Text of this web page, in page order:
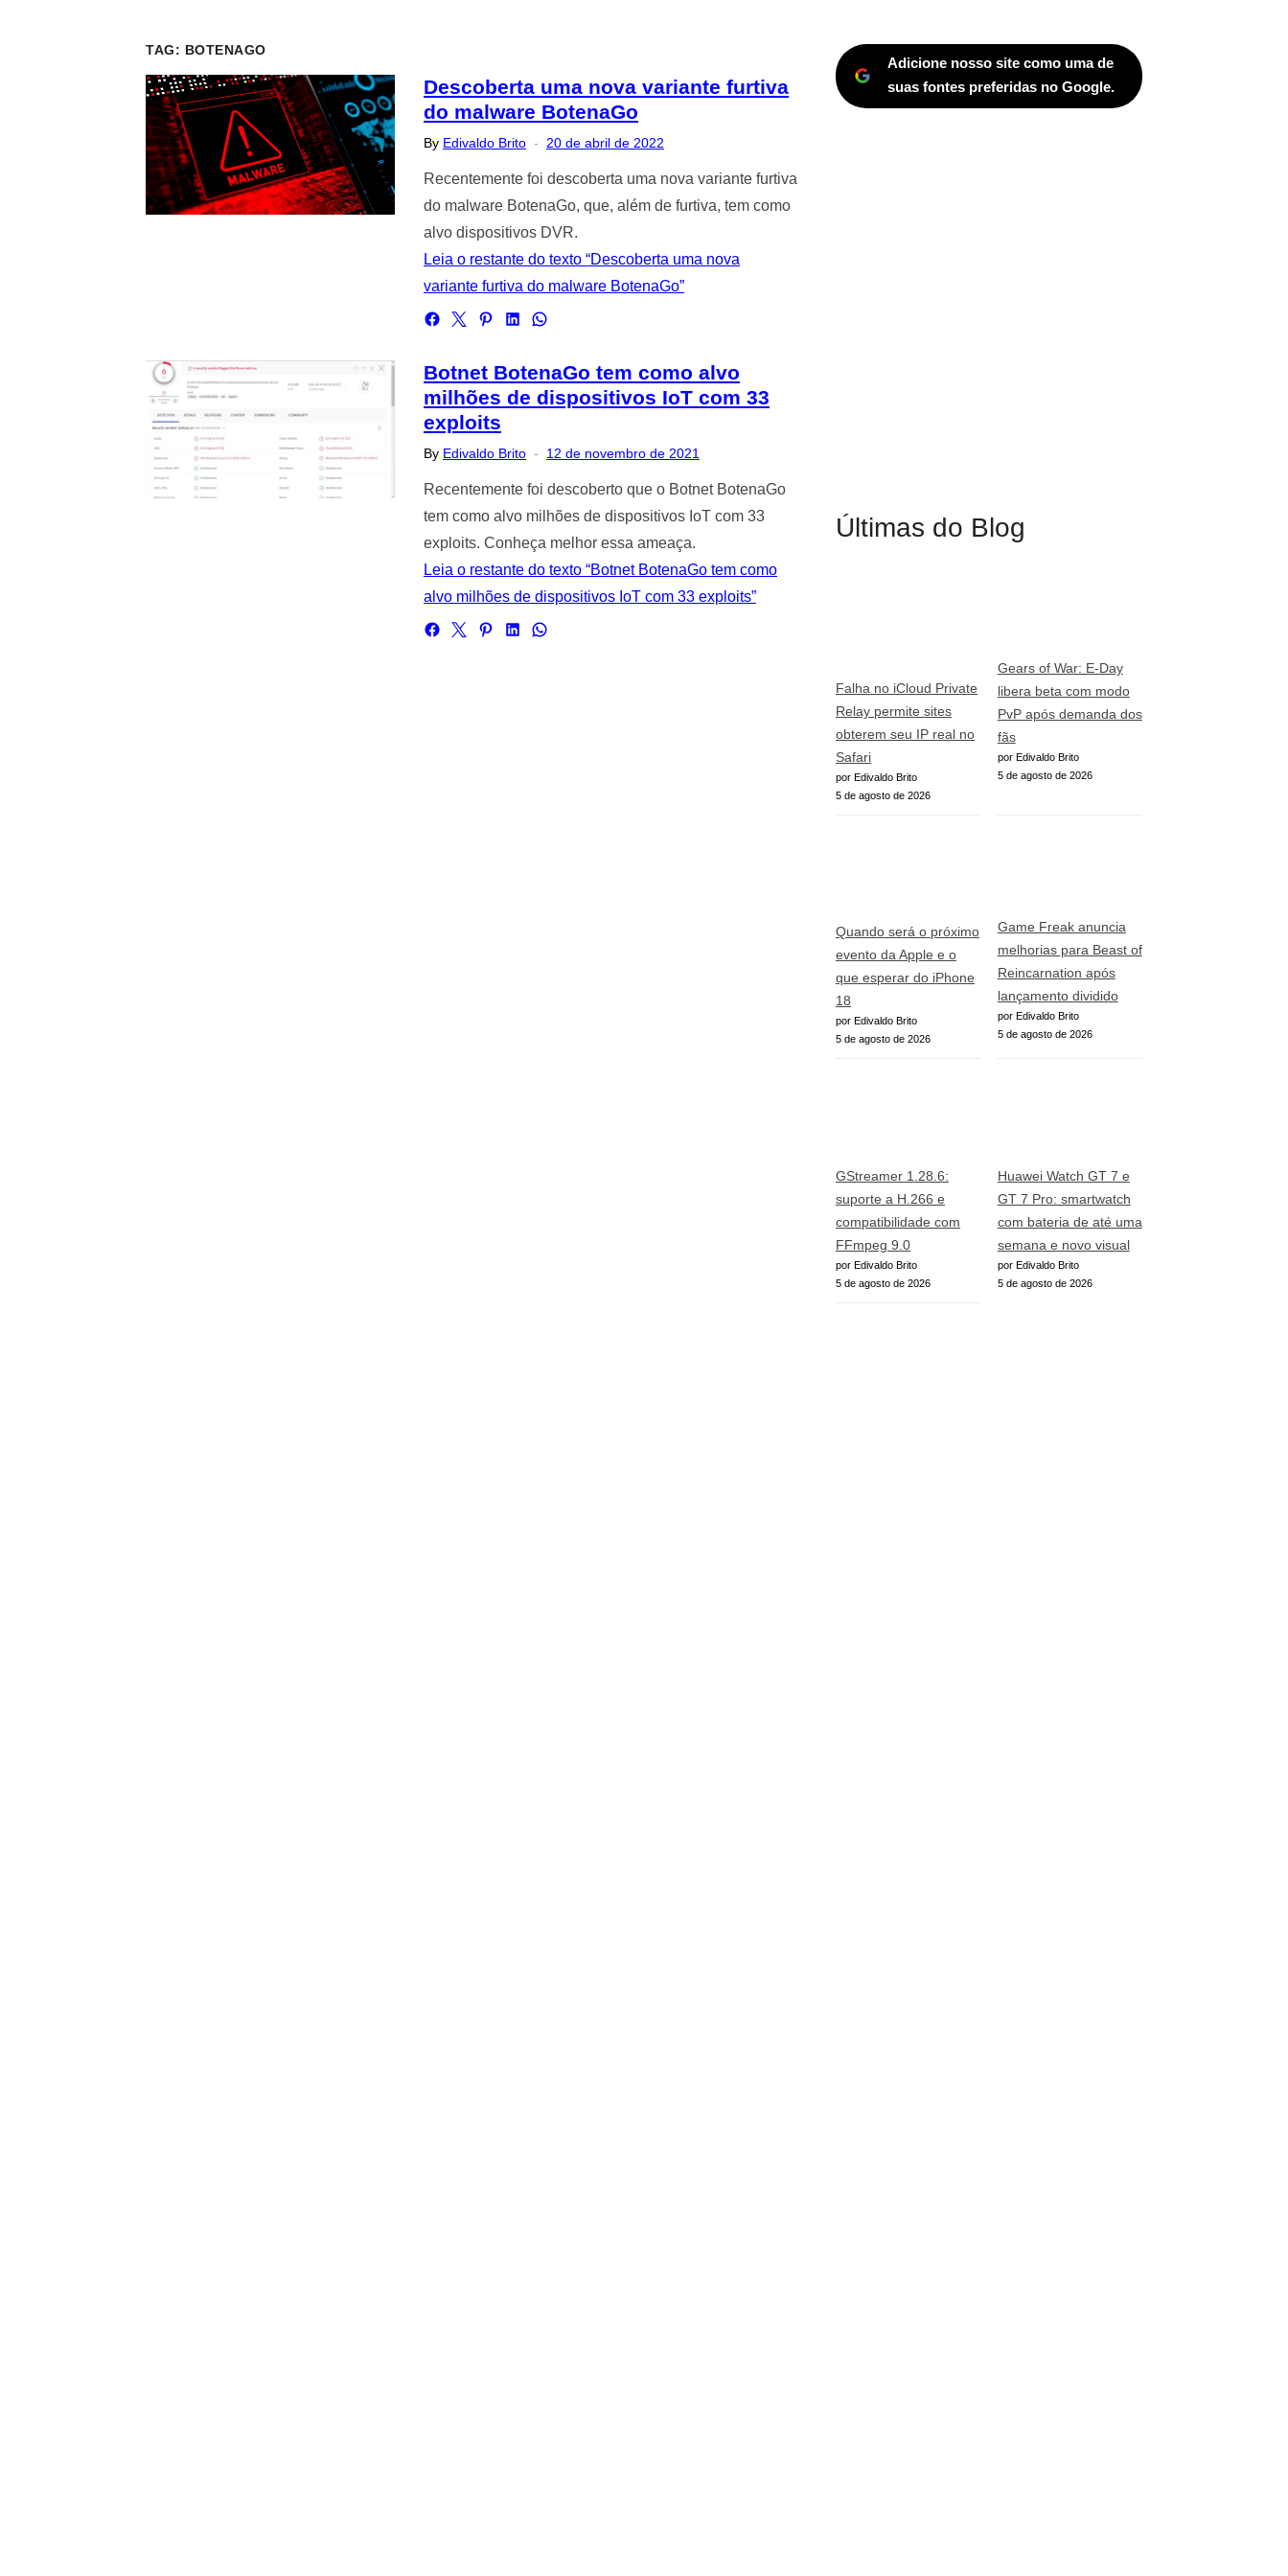
TAG: BOTENAGO
Descoberta uma nova variante furtiva
do malware BotenaGo
By Edivaldo Brito
Posted
20 de abril de 2022
Recentemente foi descoberta uma nova variante furtiva
do malware BotenaGo, que, além de furtiva, tem como
alvo dispositivos DVR.
Leia o restante do texto “Descoberta uma nova
variante furtiva do malware BotenaGo”
Botnet BotenaGo tem como alvo
milhões de dispositivos IoT com 33
exploits
By Edivaldo Brito
Posted
12 de novembro de 2021
Recentemente foi descoberto que o Botnet BotenaGo
tem como alvo milhões de dispositivos IoT com 33
exploits. Conheça melhor essa ameaça.
Leia o restante do texto “Botnet BotenaGo tem como
alvo milhões de dispositivos IoT com 33 exploits”
Adicione nosso site como uma de
suas fontes preferidas no Google.
Últimas do Blog
Falha no iCloud Private
Relay permite sites
obterem seu IP real no
Safari
por Edivaldo Brito
5 de agosto de 2026
Gears of War: E-Day
libera beta com modo
PvP após demanda dos
fãs
por Edivaldo Brito
5 de agosto de 2026
Quando será o próximo
evento da Apple e o
que esperar do iPhone
18
por Edivaldo Brito
5 de agosto de 2026
Game Freak anuncia
melhorias para Beast of
Reincarnation após
lançamento dividido
por Edivaldo Brito
5 de agosto de 2026
GStreamer 1.28.6:
suporte a H.266 e
compatibilidade com
FFmpeg 9.0
por Edivaldo Brito
5 de agosto de 2026
Huawei Watch GT 7 e
GT 7 Pro: smartwatch
com bateria de até uma
semana e novo visual
por Edivaldo Brito
5 de agosto de 2026